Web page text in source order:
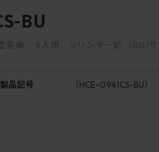
BU
装扉 ４人用 シリンダー錠 ［BU/サ
製品記号 （HCE-0941CS-BU）